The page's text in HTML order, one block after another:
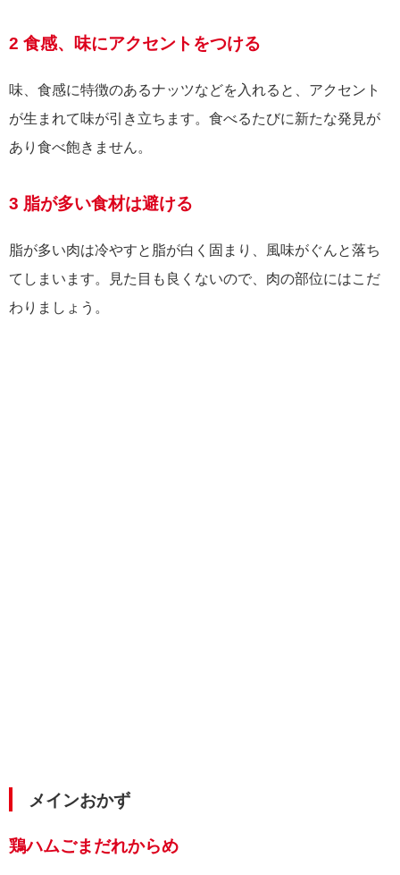
2 食感、味にアクセントをつける
味、食感に特徴のあるナッツなどを入れると、アクセント
が生まれて味が引き立ちます。食べるたびに新たな発見が
あり食べ飽きません。
3 脂が多い食材は避ける
脂が多い肉は冷やすと脂が白く固まり、風味がぐんと落ち
てしまいます。見た目も良くないので、肉の部位にはこだ
わりましょう。
メインおかず
鶏ハムごまだれからめ